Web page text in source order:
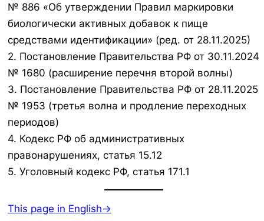
№ 886 «Об утверждении Правил маркировки
биологически активных добавок к пище
средствами идентификации» (ред. от 28.11.2025)
2. Постановление Правительства РФ от 30.11.2024
№ 1680 (расширение перечня второй волны)
3. Постановление Правительства РФ от 28.11.2025
№ 1953 (третья волна и продление переходных
периодов)
4. Кодекс РФ об административных
правонарушениях, статья 15.12
5. Уголовный кодекс РФ, статья 171.1
This page in English→